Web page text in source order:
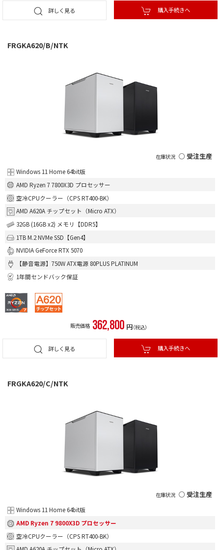
詳しく見る 購入手続きへ
FRGKA620/B/NTK
○ 受注生産
Windows 11 Home 64bit版
AMD Ryzen 7 7800X3D プロセッサー
空冷CPUクーラー（CPS RT400-BK）
AMD A620A チップセット（Micro ATX）
32GB (16GB x2) メモリ【DDR5】
1TB M.2 NVMe SSD【Gen4】
NVIDIA GeForce RTX 5070
【静音電源】750W ATX電源 80PLUS PLATINUM
1年間センドバック保証
販売価格 362,800 円（税込）
詳しく見る 購入手続きへ
FRGKA620/C/NTK
○ 受注生産
Windows 11 Home 64bit版
AMD Ryzen 7 9800X3D プロセッサー
空冷CPUクーラー（CPS RT400-BK）